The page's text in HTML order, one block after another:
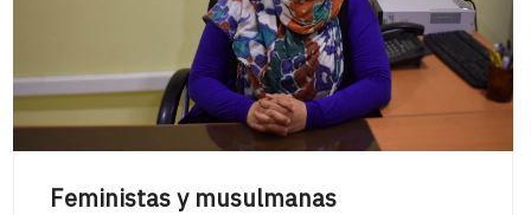
Feministas y musulmanas